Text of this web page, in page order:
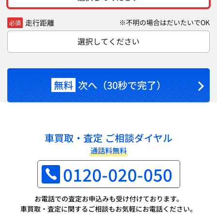
必須 走行距離 ※不明の場合はだいたいでOK
選択してください
無料 次へ（30秒で完了）
車買取・査定 ご相談ダイヤル
通話料無料
0120-020-050
お電話での査定お申込みも受け付けております。
車買取・査定に関するご相談もお気軽にお電話ください。